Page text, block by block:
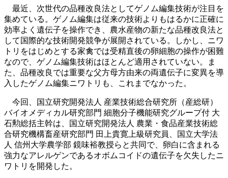
最近、次世代の品種改良法としてゲノム編集技術が注目を
集めている。ゲノム編集は従来の技術よりもはるかに正確に
効率よく遺伝子を操作でき、農水産物の新たな品種改良法と
して国際的な技術開発競争が展開されている。しかし、ニワ
トリをはじめとする家禽では受精直後の卵細胞の操作が困難
なので、ゲノム編集技術はほとんど適用されていない。ま
た、品種改良では重要な父方母方由来の両遺伝子に変異を導
入したゲノム編集ニワトリも、これまでなかった。
今回、国立研究開発法人 産業技術総合研究所（産総研）
バイオメディカル研究部門 細胞分子機能研究グループ付 大
石勲総括主幹は、国立研究開発法人 農業・食品産業技術総
合研究機構畜産研究部門 田上貴寛上級研究員、国立大学法
人 信州大学農学部 鏡味裕教授らと共同で、卵白に含まれる
強力なアレルゲンであるオボムコイドの遺伝子を欠失したニ
ワトリを開発した。